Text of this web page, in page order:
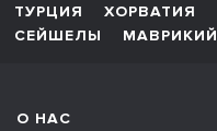
ТУРЦИЯ
ХОРВАТИЯ
СЕЙШЕЛЫ
МАВРИКИЙ
О НАС